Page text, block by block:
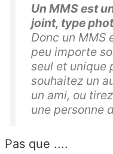
Un MMS est
joint, type
Donc un MMS
peu importe
seul et unique
souhaitez un
un ami, ou
une personne
Pas que ....